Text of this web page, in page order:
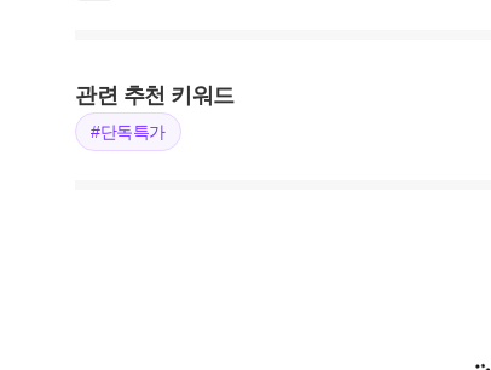
관련 추천 키워드
#단독특가